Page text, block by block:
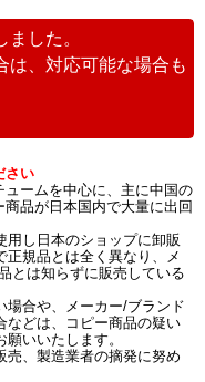
した。
は、対応可能な場合も
さい
ームを中心に、主に中国の
品が日本国内で大量に出回
用し日本のショップに卸販
規品とは全く異なり、メ
とは知らずに販売している
場合や、メーカー/ブランド
などは、コピー商品の疑い
いいたします。
売、製造業者の摘発に努め